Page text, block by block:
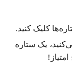
کلیک کنید.
یک ستاره